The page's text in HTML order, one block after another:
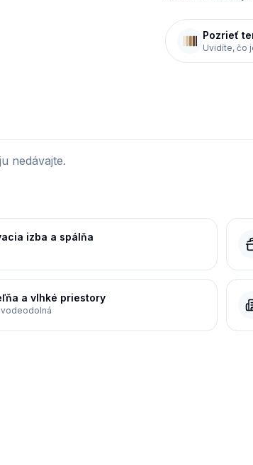
Pozrieť
Uvidíte, čo
nedávajte.
izba a spálňa
a vlhké priestory
vodeodolná